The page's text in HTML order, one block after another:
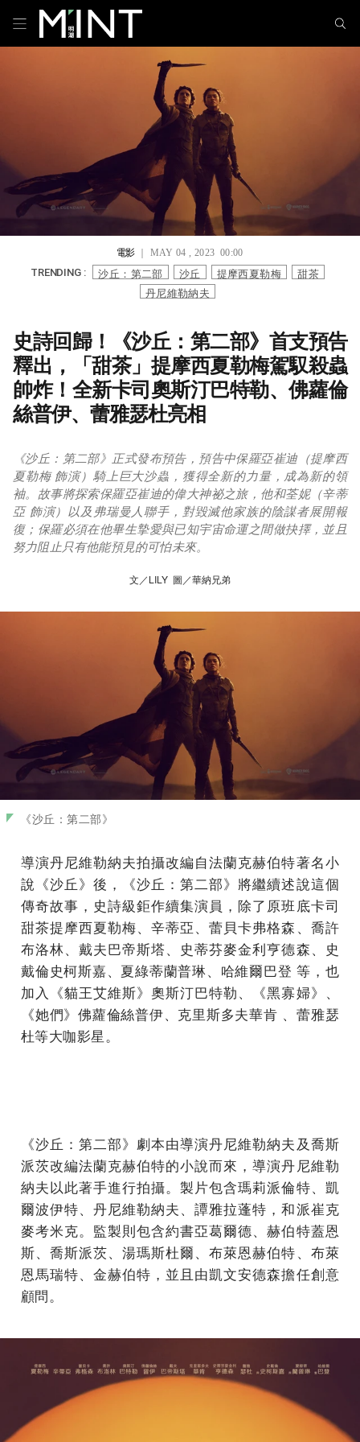
電影｜ MAY 04 , 2023 00:00
TRENDING : 沙丘：第二部 沙丘 提摩西夏勒梅
甜茶
丹尼維勒納夫
史詩回歸！《沙丘：第二部》首支預告
釋出，「甜茶」提摩西夏勒梅駕馭殺蟲
帥炸！全新卡司奧斯汀巴特勒、佛蘿倫
絲普伊、蕾雅瑟杜亮相
《沙丘：第二部》正式發布預告，預告中保羅亞崔迪（提摩西
夏勒梅 飾演）騎上巨大沙蟲，獲得全新的力量，成為新的領
袖。故事將探索保羅亞崔迪的偉大神祕之旅，他和荃妮（辛蒂
亞 飾演）以及弗瑞曼人聯手，對毀滅他家族的陰謀者展開報
復；保羅必須在他畢生摯愛與已知宇宙命運之間做抉擇，並且
努力阻止只有他能預見的可怕未來。
文／LILY 圖／華納兄弟
《沙丘：第二部》
導演丹尼維勒納夫拍攝改編自法蘭克赫伯特著名小
說《沙丘》後，《沙丘：第二部》將繼續述說這個
傳奇故事，史詩級鉅作續集演員，除了原班底卡司
甜茶提摩西夏勒梅、辛蒂亞、蕾貝卡弗格森、喬許
布洛林、戴夫巴帝斯塔、史蒂芬麥金利亨德森、史
戴倫史柯斯嘉、夏綠蒂蘭普琳、哈維爾巴登 等，也
加入《貓王艾維斯》奧斯汀巴特勒、《黑寡婦》、
《她們》佛蘿倫絲普伊、克里斯多夫華肯 、蕾雅瑟
杜等大咖影星。
《沙丘：第二部》劇本由導演丹尼維勒納夫及喬斯
派茨改編法蘭克赫伯特的小說而來，導演丹尼維勒
納夫以此著手進行拍攝。製片包含瑪莉派倫特、凱
爾波伊特、丹尼維勒納夫、譚雅拉蓬特，和派崔克
麥考米克。監製則包含約書亞葛爾德、赫伯特蓋恩
斯、喬斯派茨、湯瑪斯杜爾、布萊恩赫伯特、布萊
恩馬瑞特、金赫伯特，並且由凱文安德森擔任創意
顧問。